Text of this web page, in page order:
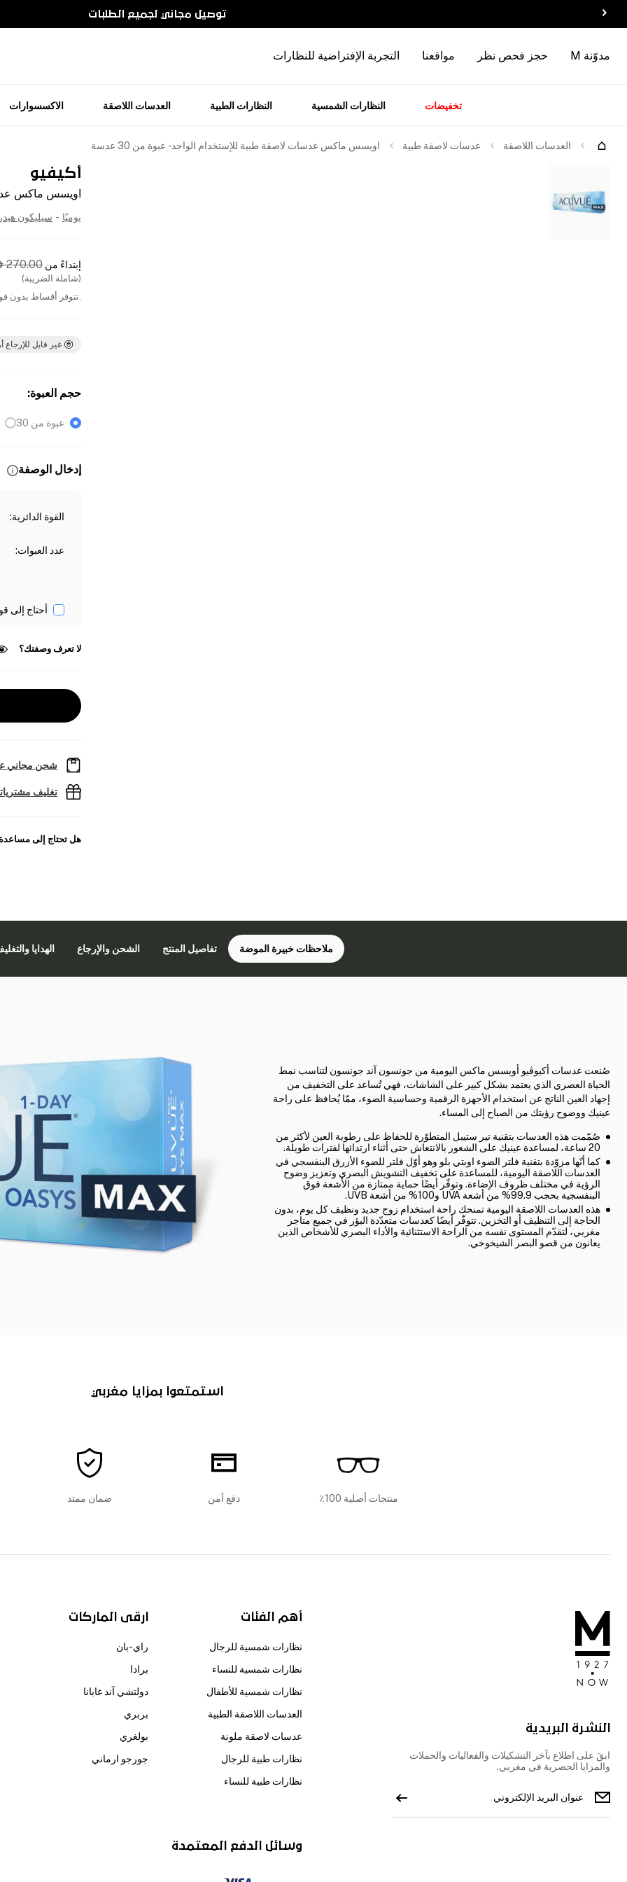
توصيل مجاني لجميع الطلبات
مدوّنة M حجز فحص نظر مواقعنا التجربة الإفتراضية للنظارات
تخفيضات النظارات الشمسية النظارات الطبية العدسات اللاصقة الاكسسوارات
العدسات اللاصقة عدسات لاصقة طبية اويسس ماكس عدسات لاصقة طبية للإستخدام الواحد - عبوة من 30 عدسة
أكيفيو
اويسس ماكس
يوميًا - سيليكون
إبتداءً من 270.00
(شاملة الضريبة)
.تتوفر أقساط بدون
غير قابل للإرجاع
حجم العبوة:
عبوة من 30
إدخال الوصفة
القوة الدائرية:
عدد العبوات:
أحتاج إلى
لا تعرف وصفتك؟
شحن مجاني
تغليف
هل تحتاج إلى
ملاحظات خبيرة الموضة تفاصيل المنتج الشحن والإرجاع الهدايا
صُنعت عدسات أكيوڤيو أويسس ماكس اليومية من جونسون آند جونسون لتناسب نمط
الحياة العصري الذي يعتمد بشكل كبير على الشاشات، فهي تُساعد على التخفيف من
إجهاد العين الناتج عن استخدام الأجهزة الرقمية وحساسية الضوء، ممّا يُحافظ على راحة
عينيك ووضوح رؤيتك من الصباح إلى المساء.
صُمّمت هذه العدسات بتقنية تير ستيبل المتطوّرة للحفاظ على رطوبة العين لأكثر من
20 ساعة، لمساعدة عينيك على الشعور بالانتعاش حتى أثناء ارتدائها لفترات طويلة.
كما أنّها مزوّدة بتقنية فلتر الضوء اوبتي بلو وهو أوّل فلتر للضوء الأزرق البنفسجي في
العدسات اللاصقة اليومية، للمساعدة على تخفيف التشويش البصري وتعزيز وضوح
الرؤية في مختلف ظروف الإضاءة. وتوفّر أيضًا حماية ممتازة من الأشعة فوق
البنفسجية بحجب 99.9% من أشعة UVA و100% من أشعة UVB.
هذه العدسات اللاصقة اليومية تمنحك راحة استخدام زوج جديد ونظيف كل يوم، بدون
الحاجة إلى التنظيف أو التخزين. تتوفّر أيضًا كعدسات متعدّدة البؤر في جميع متاجر
مغربي، لتقدّم المستوى نفسه من الراحة الاستثنائية والأداء البصري للأشخاص الذين
يعانون من قصو البصر الشيخوخي.
استمتعوا بمزايا مغربي
منتجات أصلية 100٪ دفع آمن ضمان ممتد
النشرة البريدية
ابقَ على اطلاع بآخر التشكيلات والفعاليات والحملات
والمزايا الحصرية في مغربي.
أهم الفئات
نظارات شمسية للرجال
نظارات شمسية للنساء
نظارات شمسية للأطفال
العدسات اللاصقة الطبية
عدسات لاصقة ملونة
نظارات طبية للرجال
نظارات طبية للنساء
ارقى الماركات
راي-بان
برادا
دولتشي آند غابانا
بربري
بولغري
جورجو ارماني
وسائل الدفع المعتمدة